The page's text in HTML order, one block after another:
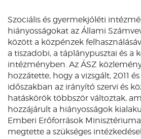
Szociális és gyermekjóléti
hiányosságokat az Állami
között a közpénzek
a tiszadobi, a táplánypusztai és a
intézményben. Az ÁSZ
hozzátette, hogy a vizsgált, 2011
időszakban az irányító szervi és
hatáskörök többször változtak,
hozzájárult a hiányosságok
Emberi Erőforrások
megtette a szükséges